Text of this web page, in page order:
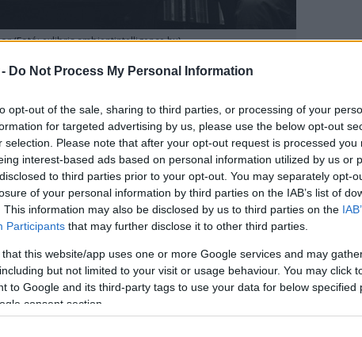
Do Not Process My Personal Information
opt-out of the sale, sharing to third parties, or processing of your
for targeted advertising by us, please use the below opt-out
selection. Please note that after your opt-out request is processed you
interest-based ads based on personal information utilized by us or
to third parties prior to your opt-out. You may separately opt-
of your personal information by third parties on the IAB’s list of
This information may also be disclosed by us to third parties on the
Participants that may further disclose it to other third parties.
that this website/app uses one or more Google services and may
but not limited to your visit or usage behaviour. You may click
to Google and its third-party tags to use your data for below specified
consent section.
(Fotó: exlibris.ambientintelligence.hu)
Jelen tudósítójaként utazott ki november
az itt szerzett élményeit összegezte hat részben
árnyjátékokról, Indonézia mindennapjairól
majd, mint a szerző élményeiről.